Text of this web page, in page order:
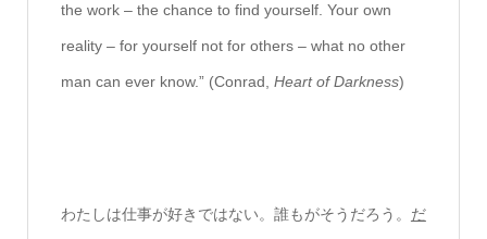
the work – the chance to find yourself. Your own
reality – for yourself not for others – what no other
man can ever know.” (Conrad, Heart of Darkness)
わたしは仕事が好きではない。誰もがそうだろう。 だ